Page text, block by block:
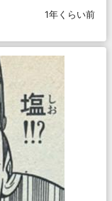
1年くらい前